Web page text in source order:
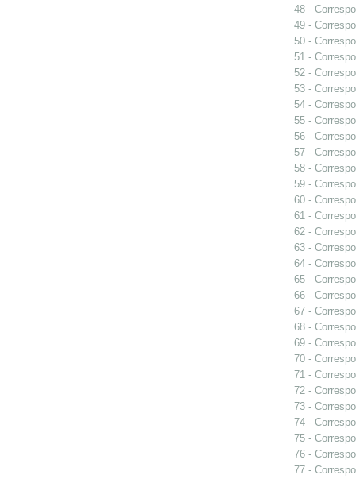
48 -
49 -
50 -
51 -
52 -
53 -
54 -
55 -
56 -
57 -
58 -
59 -
60 -
61 -
62 -
63 -
64 -
65 -
66 -
67 -
68 -
69 -
70 -
71 -
72 -
73 -
74 -
75 -
76 -
77 -